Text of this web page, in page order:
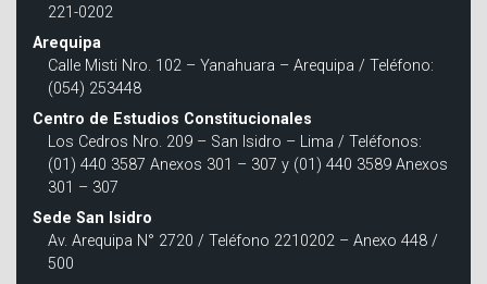
221-0202
Arequipa
Calle Misti Nro. 102 – Yanahuara – Arequipa / Teléfono:
(054) 253448
Centro de Estudios Constitucionales
Los Cedros Nro. 209 – San Isidro – Lima / Teléfonos:
(01) 440 3587 Anexos 301 – 307 y (01) 440 3589 Anexos
301 – 307
Sede San Isidro
Av. Arequipa N° 2720 / Teléfono 2210202 – Anexo 448 /
500